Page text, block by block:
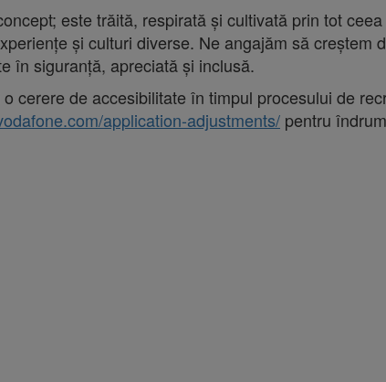
este trăită, respirată și cultivată prin tot
și culturi diverse. Ne angajăm să
în siguranță, apreciată și inclusă.
cerere de accesibilitate în timpul procesului de
application-adjustments/ pentru